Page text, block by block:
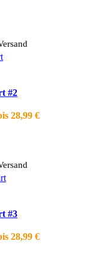
gewählt werden
#2
28,99 €
gewählt werden
#3
28,99 €